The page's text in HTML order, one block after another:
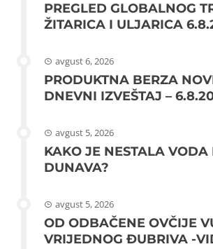
PREGLED GLOBALNOG
ŽITARICA I ULJARICA
avgust 6, 2026
PRODUKTNA BERZA
DNEVNI IZVEŠTAJ –
avgust 5, 2026
KAKO JE NESTALA VODA
DUNAVA?
avgust 5, 2026
OD ODBAČENE OVČIJE
VRIJEDNOG ĐUBRIVA -